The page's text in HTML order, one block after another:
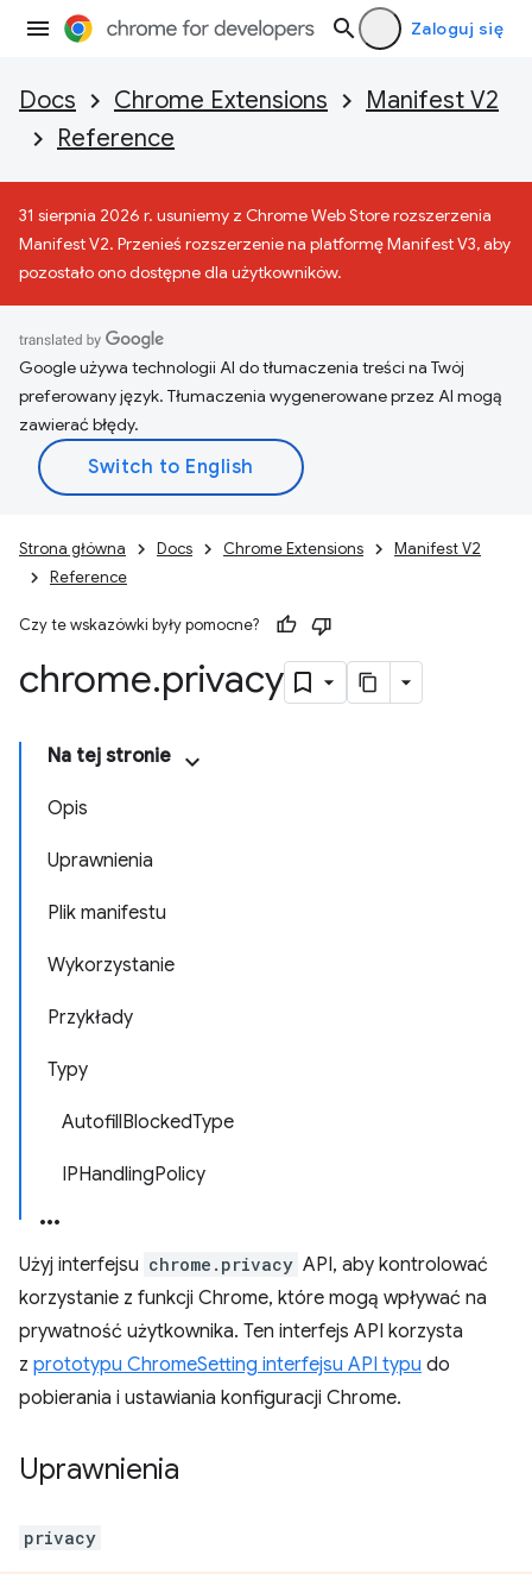
Zaloguj się
Docs Chrome Extensions
Manifest V2
Reference
31 sierpnia 2026 r. usuniemy z Chrome Web Store rozszerzenia
Manifest V2. Przenieś rozszerzenie na platformę Manifest V3, aby
pozostało ono dostępne dla użytkowników.
Google używa technologii AI do tłumaczenia treści na Twój
preferowany język. Tłumaczenia wygenerowane przez AI mogą
zawierać błędy.
Strona główna Docs Chrome Extensions
Manifest V2
Reference
Czy te wskazówki były pomocne?
chrome.privacy
Na tej stronie
Opis
Uprawnienia
Plik manifestu
Wykorzystanie
Przykłady
Typy
AutofillBlockedType
IPHandlingPolicy
Użyj interfejsu chrome.privacy API, aby kontrolować
korzystanie z funkcji Chrome, które mogą wpływać na
prywatność użytkownika. Ten interfejs API korzysta
z prototypu ChromeSetting interfejsu API typu do
pobierania i ustawiania konfiguracji Chrome.
Uprawnienia
privacy